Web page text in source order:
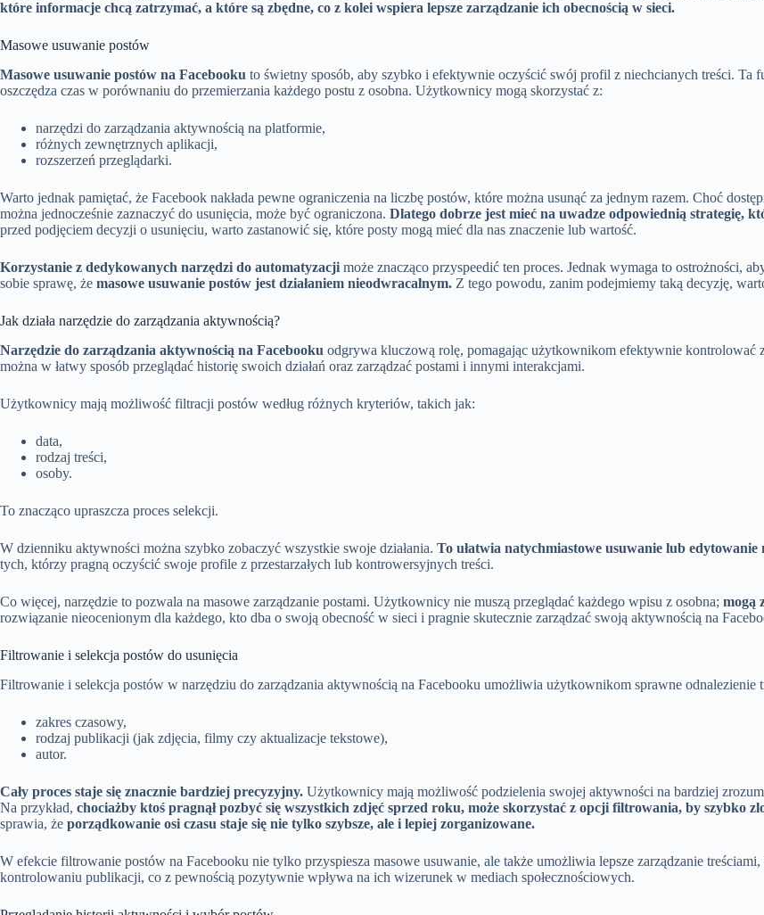
które informacje chcą zatrzymać, a które są zbędne, co z kolei wspiera lepsze zarządzanie ich obecnością w sieci.
Masowe usuwanie postów
Masowe usuwanie postów na Facebooku to świetny sposób, aby szybko i efektywnie oczyścić swój profil z niechcianych treści. Ta
oszczędza czas w porównaniu do przemierzania każdego postu z osobna. Użytkownicy mogą skorzystać z:
narzędzi do zarządzania aktywnością na platformie,
różnych zewnętrznych aplikacji,
rozszerzeń przeglądarki.
Warto jednak pamiętać, że Facebook nakłada pewne ograniczenia na liczbę postów, które można usunąć za jednym razem. Choć
można jednocześnie zaznaczyć do usunięcia, może być ograniczona. Dlatego dobrze jest mieć na uwadze odpowiednią strategię,
przed podjęciem decyzji o usunięciu, warto zastanowić się, które posty mogą mieć dla nas znaczenie lub wartość.
Korzystanie z dedykowanych narzędzi do automatyzacji może znacząco przyspeedić ten proces. Jednak wymaga to
sobie sprawę, że masowe usuwanie postów jest działaniem nieodwracalnym. Z tego powodu, zanim podejmiemy taką decyzję,
Jak działa narzędzie do zarządzania aktywnością?
Narzędzie do zarządzania aktywnością na Facebooku odgrywa kluczową rolę, pomagając użytkownikom efektywnie
można w łatwy sposób przeglądać historię swoich działań oraz zarządzać postami i innymi interakcjami.
Użytkownicy mają możliwość filtracji postów według różnych kryteriów, takich jak:
data,
rodzaj treści,
osoby.
To znacząco upraszcza proces selekcji.
W dzienniku aktywności można szybko zobaczyć wszystkie swoje działania. To ułatwia natychmiastowe usuwanie lub edytowanie
tych, którzy pragną oczyścić swoje profile z przestarzałych lub kontrowersyjnych treści.
Co więcej, narzędzie to pozwala na masowe zarządzanie postami. Użytkownicy nie muszą przeglądać każdego wpisu z osobna; mogą
rozwiązanie nieocenionym dla każdego, kto dba o swoją obecność w sieci i pragnie skutecznie zarządzać swoją aktywnością na
Filtrowanie i selekcja postów do usunięcia
Filtrowanie i selekcja postów w narzędziu do zarządzania aktywnością na Facebooku umożliwia użytkownikom sprawne
zakres czasowy,
rodzaj publikacji (jak zdjęcia, filmy czy aktualizacje tekstowe),
autor.
Cały proces staje się znacznie bardziej precyzyjny. Użytkownicy mają możliwość podzielenia swojej aktywności na bardziej
Na przykład, chociażby ktoś pragnął pozbyć się wszystkich zdjęć sprzed roku, może skorzystać z opcji filtrowania, by szybko
sprawia, że porządkowanie osi czasu staje się nie tylko szybsze, ale i lepiej zorganizowane.
W efekcie filtrowanie postów na Facebooku nie tylko przyspiesza masowe usuwanie, ale także umożliwia lepsze zarządzanie
kontrolowaniu publikacji, co z pewnością pozytywnie wpływa na ich wizerunek w mediach społecznościowych.